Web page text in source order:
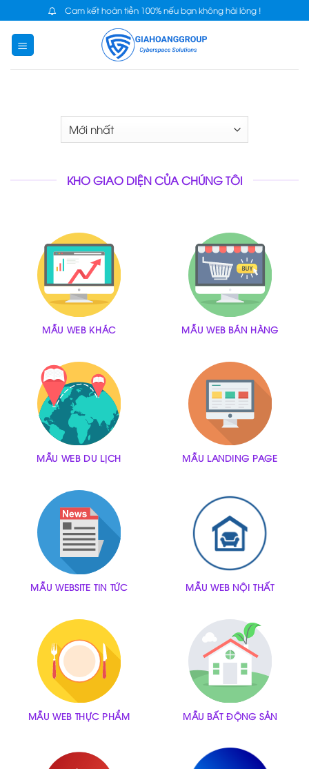
content
Cam kết hoàn tiền 100% nếu bạn không hài lòng !
KHO GIAO DIỆN CỦA CHÚNG TÔI
MẪU WEB KHÁC MẪU WEB BÁN HÀNG
MẪU WEB DU LỊCH MẪU LANDING PAGE
MẪU WEBSITE TIN TỨC MẪU WEB NỘI THẤT
MẪU WEB THỰC PHẨM MẪU BẤT ĐỘNG SẢN